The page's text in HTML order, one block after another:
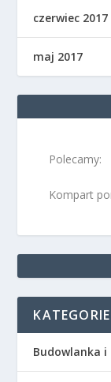
czerwiec 2017
maj 2017
Polecamy:
Kompart
KATEGORIE
Budowlanka i